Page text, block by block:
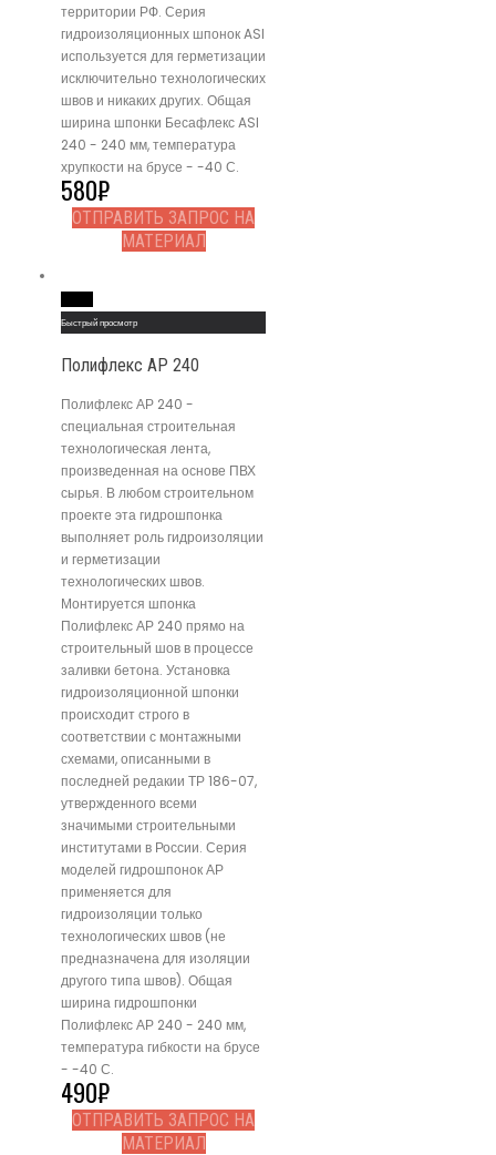
территории РФ. Серия
гидроизоляционных шпонок ASI
используется для герметизации
исключительно технологических
швов и никаких других. Общая
ширина шпонки Бесафлекс ASI
240 - 240 мм, температура
хрупкости на брусе - -40 С.
580₽
ОТПРАВИТЬ ЗАПРОС НА
МАТЕРИАЛ
Быстрый просмотр
Полифлекс АР 240
Полифлекс АР 240 -
специальная строительная
технологическая лента,
произведенная на основе ПВХ
сырья. В любом строительном
проекте эта гидрошпонка
выполняет роль гидроизоляции
и герметизации
технологических швов.
Монтируется шпонка
Полифлекс АР 240 прямо на
строительный шов в процессе
заливки бетона. Установка
гидроизоляционной шпонки
происходит строго в
соответствии с монтажными
схемами, описанными в
последней редакии ТР 186-07,
утвержденного всеми
значимыми строительными
институтами в России. Серия
моделей гидрошпонок АР
применяется для
гидроизоляции только
технологических швов (не
предназначена для изоляции
другого типа швов). Общая
ширина гидрошпонки
Полифлекс АР 240 - 240 мм,
температура гибкости на брусе
- -40 С.
490₽
ОТПРАВИТЬ ЗАПРОС НА
МАТЕРИАЛ